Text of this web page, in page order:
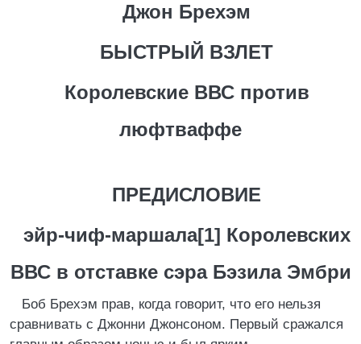
Джон Брехэм
БЫСТРЫЙ ВЗЛЕТ
Королевские ВВС против
люфтваффе
ПРЕДИСЛОВИЕ
эйр-чиф-маршала[1] Королевских
ВВС в отставке сэра Бэзила Эмбри
Боб Брехэм прав, когда говорит, что его нельзя
сравнивать с Джонни Джонсоном. Первый сражался